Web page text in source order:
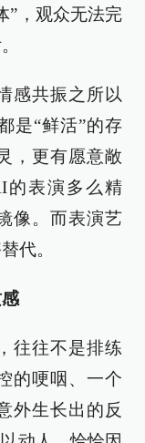
”，观众无法完
感共振之所以
是“鲜活”的存
，更有愿意敞
的表演多么精
像。而表演艺
代。
往往不是排练
的哽咽、一个
外生长出的反